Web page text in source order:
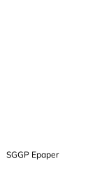
SGGP Epaper